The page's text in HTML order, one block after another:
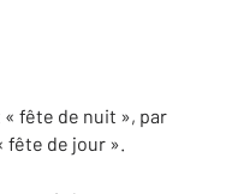
fête de nuit », par
fête de jour ».